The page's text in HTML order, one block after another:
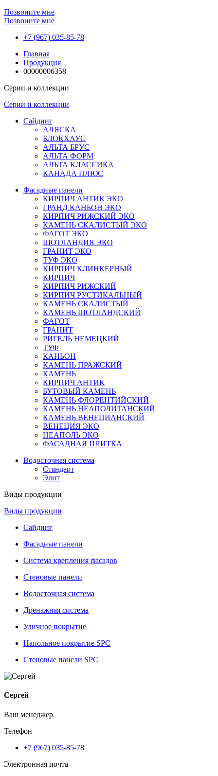
Позвоните мне
Позвоните мне
+7 (967) 035-85-78
Главная
Продукция
00000006358
Серии и коллекции
Серии и коллекции
Сайдинг
АЛЯСКА
БЛОКХАУС
АЛЬТА БРУС
АЛЬТА ФОРМ
АЛЬТА КЛАССИКА
КАНАДА ПЛЮС
Фасадные панели
КИРПИЧ АНТИК ЭКО
ГРАНД КАНЬОН ЭКО
КИРПИЧ РИЖСКИЙ ЭКО
КАМЕНЬ СКАЛИСТЫЙ ЭКО
ФАГОТ ЭКО
ШОТЛАНДИЯ ЭКО
ГРАНИТ ЭКО
ТУФ ЭКО
КИРПИЧ КЛИНКЕРНЫЙ
КИРПИЧ
КИРПИЧ РИЖСКИЙ
КИРПИЧ РУСТИКАЛЬНЫЙ
КАМЕНЬ СКАЛИСТЫЙ
КАМЕНЬ ШОТЛАНДСКИЙ
ФАГОТ
ГРАНИТ
РИГЕЛЬ НЕМЕЦКИЙ
ТУФ
КАНЬОН
КАМЕНЬ ПРАЖСКИЙ
КАМЕНЬ
КИРПИЧ АНТИК
БУТОВЫЙ КАМЕНЬ
КАМЕНЬ ФЛОРЕНТИЙСКИЙ
КАМЕНЬ НЕАПОЛИТАНСКИЙ
КАМЕНЬ ВЕНЕЦИАНСКИЙ
ВЕНЕЦИЯ ЭКО
НЕАПОЛЬ ЭКО
ФАСАДНАЯ ПЛИТКА
Водосточная система
Стандарт
Элит
Виды продукции
Виды продукции
Сайдинг
Фасадные панели
Система крепления фасадов
Стеновые панели
Водосточная система
Дренажная система
Уличное покрытие
Напольное покрытие SPC
Стеновые панели SPC
Сергей
Ваш менеджер
Телефон
+7 (967) 035-85-78
Электронная почта